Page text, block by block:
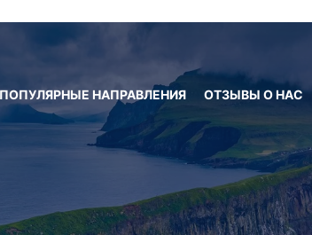
ПОПУЛЯРНЫЕ НАПРАВЛЕНИЯ ОТЗЫВЫ О НАС